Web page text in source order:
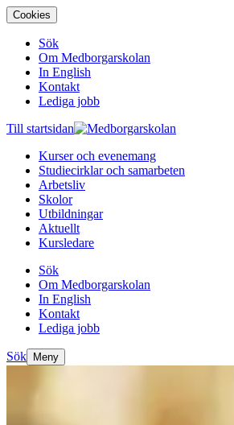
Cookies
Sök
Om Medborgarskolan
In English
Kontakt
Lediga jobb
Till startsidan
Kurser och evenemang
Studiecirklar och samarbeten
Arbetsliv
Skolor
Utbildningar
Aktuellt
Kursledare
Sök
Om Medborgarskolan
In English
Kontakt
Lediga jobb
Sök Meny